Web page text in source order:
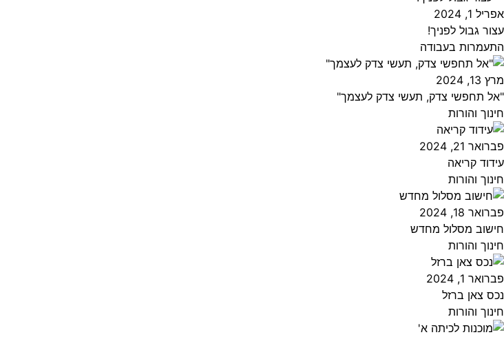
אפריל 1, 2024
עצור גבול לפניך!
התעמרות בעבודה
מרץ 13, 2024
"אל תחפשי צדק, תעשי צדק לעצמך"
חינוך והורות
פברואר 21, 2024
עידוד קריאה
חינוך והורות
פברואר 18, 2024
חישוב מסלול מחדש
חינוך והורות
פברואר 1, 2024
נכס צאן ברזל
חינוך והורות